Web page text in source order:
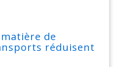
de
réduisent